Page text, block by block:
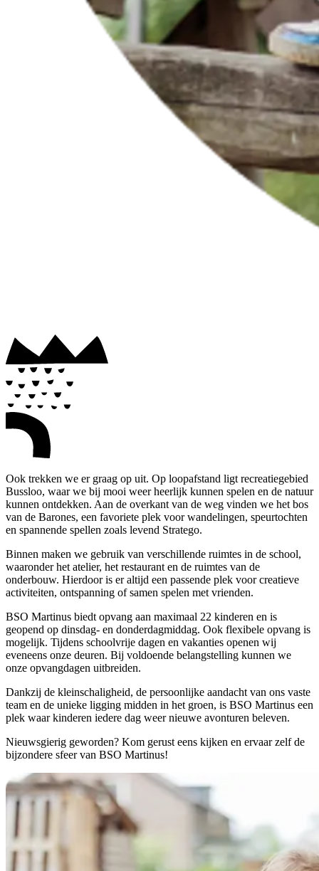
Ook trekken we er graag op uit. Op loopafstand ligt recreatiegebied
Bussloo, waar we bij mooi weer heerlijk kunnen spelen en de natuur
kunnen ontdekken. Aan de overkant van de weg vinden we het bos
van de Barones, een favoriete plek voor wandelingen, speurtochten
en spannende spellen zoals levend Stratego.
Binnen maken we gebruik van verschillende ruimtes in de school,
waaronder het atelier, het restaurant en de ruimtes van de
onderbouw. Hierdoor is er altijd een passende plek voor creatieve
activiteiten, ontspanning of samen spelen met vrienden.
BSO Martinus biedt opvang aan maximaal 22 kinderen en is
geopend op dinsdag- en donderdagmiddag. Ook flexibele opvang is
mogelijk. Tijdens schoolvrije dagen en vakanties openen wij
eveneens onze deuren. Bij voldoende belangstelling kunnen we
onze opvangdagen uitbreiden.
Dankzij de kleinschaligheid, de persoonlijke aandacht van ons vaste
team en de unieke ligging midden in het groen, is BSO Martinus een
plek waar kinderen iedere dag weer nieuwe avonturen beleven.
Nieuwsgierig geworden? Kom gerust eens kijken en ervaar zelf de
bijzondere sfeer van BSO Martinus!